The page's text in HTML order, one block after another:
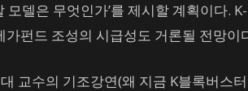
모델은 무엇인가’를 제시할 계획이다.
가펀드 조성의 시급성도 거론될 전망이
교수의 기조강연(왜 지금 K블록버스